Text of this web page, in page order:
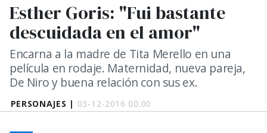
PERSONAJES | 03-12-2016 00:00
Esther Goris: "Fui bastante
descuidada en el amor"
Encarna a la madre de Tita Merello en una
película en rodaje. Maternidad, nueva pareja,
De Niro y buena relación con sus ex.